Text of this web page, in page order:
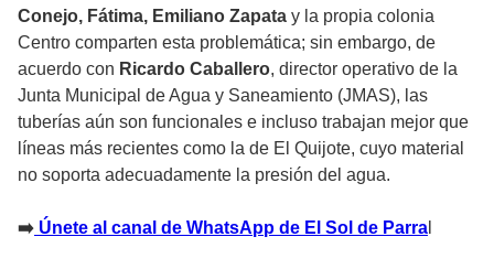
Conejo, Fátima, Emiliano Zapata y la propia colonia
Centro comparten esta problemática; sin embargo, de
acuerdo con Ricardo Caballero, director operativo de la
Junta Municipal de Agua y Saneamiento (JMAS), las
tuberías aún son funcionales e incluso trabajan mejor que
líneas más recientes como la de El Quijote, cuyo material
no soporta adecuadamente la presión del agua.
➡️ Únete al canal de WhatsApp de El Sol de Parra